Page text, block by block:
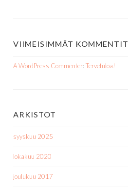
VIIMEISIMMÄT KOMMENTIT
A WordPress Commenter: Tervetuloa!
ARKISTOT
syyskuu 2025
lokakuu 2020
joulukuu 2017